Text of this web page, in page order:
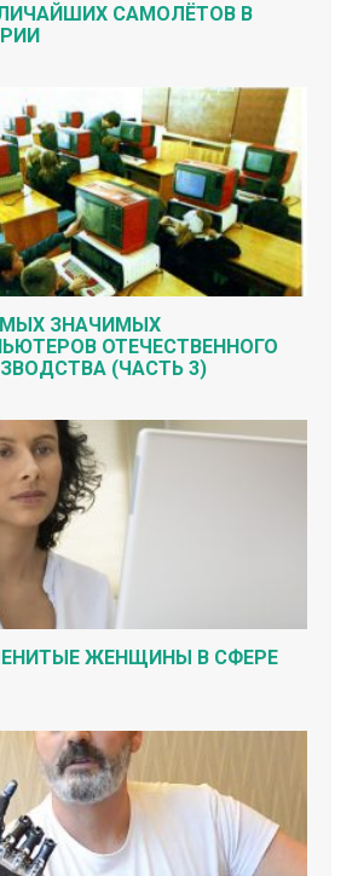
САМОЛЁТОВ В
ЗНАЧИМЫХ
ОТЕЧЕСТВЕННОГО
(ЧАСТЬ 3)
ЖЕНЩИНЫ В СФЕРЕ